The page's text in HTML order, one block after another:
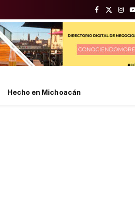
Facebook
X
(Twitter)
Hecho en Michoacán